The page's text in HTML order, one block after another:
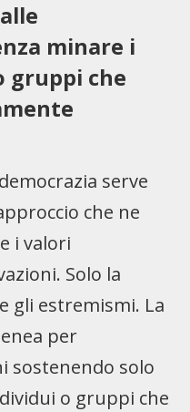
minare i
che
serve
che ne
i valori
Solo la
gli estremismi. La
per
sostenendo solo
o gruppi che